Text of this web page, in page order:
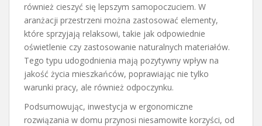
również cieszyć się lepszym samopoczuciem. W
aranżacji przestrzeni można zastosować elementy,
które sprzyjają relaksowi, takie jak odpowiednie
oświetlenie czy zastosowanie naturalnych materiałów.
Tego typu udogodnienia mają pozytywny wpływ na
jakość życia mieszkańców, poprawiając nie tylko
warunki pracy, ale również odpoczynku.
Podsumowując, inwestycja w ergonomiczne
rozwiązania w domu przynosi niesamowite korzyści, od